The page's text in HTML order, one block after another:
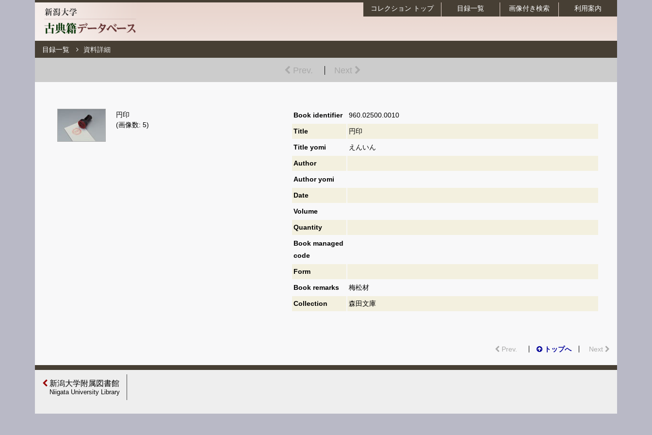
利用案内
画像付き検索
目録一覧
コレクション トップ
目録一覧 資料詳細
Prev. Next
Book identifier 960.02500.0010
Title 円印
Title yomi えんいん
Author
Author yomi
Date
Volume
Quantity
Book managed
code
Form
Book remarks 梅松材
Collection 森田文庫
円印
(画像数: 5)
Prev. トップへ Next
新潟大学附属図書館
Niigata University Library